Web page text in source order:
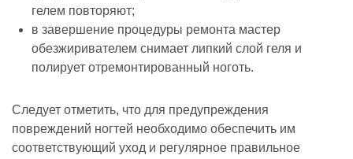
гелем повторяют;
в завершение процедуры ремонта мастер
обезжиривателем снимает липкий слой геля и
полирует отремонтированный ноготь.
Следует отметить, что для предупреждения
повреждений ногтей необходимо обеспечить им
соответствующий уход и регулярное правильное